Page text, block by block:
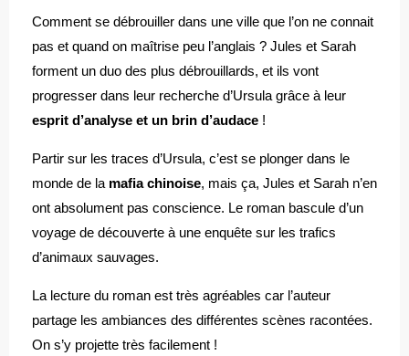
Comment se débrouiller dans une ville que l’on ne connait
pas et quand on maîtrise peu l’anglais ? Jules et Sarah
forment un duo des plus débrouillards, et ils vont
progresser dans leur recherche d’Ursula grâce à leur
esprit d’analyse et un brin d’audace !
Partir sur les traces d’Ursula, c’est se plonger dans le
monde de la mafia chinoise, mais ça, Jules et Sarah n’en
ont absolument pas conscience. Le roman bascule d’un
voyage de découverte à une enquête sur les trafics
d’animaux sauvages.
La lecture du roman est très agréables car l’auteur
partage les ambiances des différentes scènes racontées.
On s’y projette très facilement !